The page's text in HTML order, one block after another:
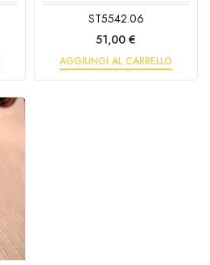
ST5542.06
Prezzo
51,00 €
AGGIUNGI AL CARRELLO